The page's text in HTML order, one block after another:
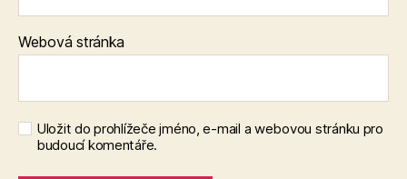
Webová stránka
Uložit do prohlížeče jméno, e-mail a webovou stránku pro
budoucí komentáře.